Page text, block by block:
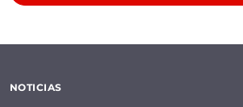
NOTICIAS